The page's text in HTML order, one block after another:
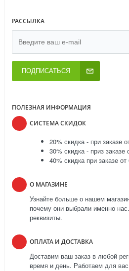
РАССЫЛКА
ПОДПИСАТЬСЯ
ПОЛЕЗНАЯ ИНФОРМАЦИЯ
СИСТЕМА СКИДОК
20% скидка - при заказе
30% скидка - приз заказе
40% скидка при заказе
О МАГАЗИНЕ
Узнайте больше о нашем
почему они выбрали именно
реквизиты.
ОПЛАТА И ДОСТАВКА
Доставим ваш заказ в любой
время и день. Работаем для